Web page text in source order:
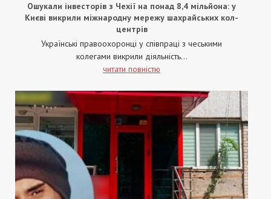
Ошукали інвесторів з Чехії на понад 8,4 мільйона: у
Києві викрили міжнародну мережу шахрайських кол-
центрів
Українські правоохоронці у співпраці з чеськими
колегами викрили діяльність...
читати повністю